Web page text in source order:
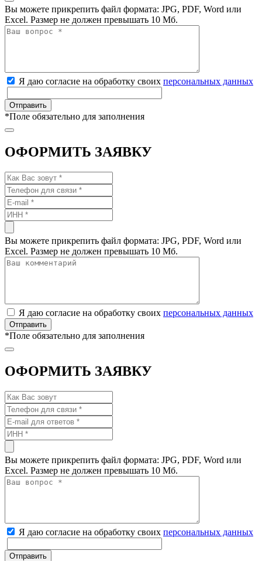
Вы можете прикрепить файл формата: JPG, PDF, Word или
Excel. Размер не должен превышать 10 Мб.
Я даю согласие на обработку своих персональных данных
*Поле обязательно для заполнения
ОФОРМИТЬ ЗАЯВКУ
Вы можете прикрепить файл формата: JPG, PDF, Word или
Excel. Размер не должен превышать 10 Мб.
Я даю согласие на обработку своих персональных данных
*Поле обязательно для заполнения
ОФОРМИТЬ ЗАЯВКУ
Вы можете прикрепить файл формата: JPG, PDF, Word или
Excel. Размер не должен превышать 10 Мб.
Я даю согласие на обработку своих персональных данных